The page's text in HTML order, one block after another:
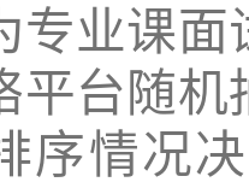
专业课
平台随
序情况